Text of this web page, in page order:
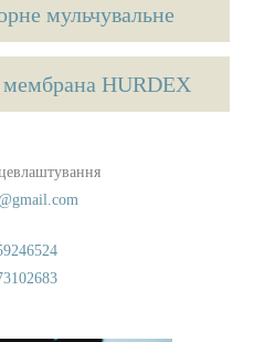
мульчувальне
HURDEX